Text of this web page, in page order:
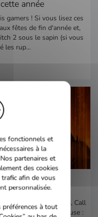
année
gamers ! Si vous lisez ces
fêtes de fin d'année et,
2 sous le sapin (si vous
les rup...
le 14 novembre 2025, Call
promesse audacieuse :
fonctionnels et
à la
partenaires et
des cookies
afin de vous
personnalisée.
à tout